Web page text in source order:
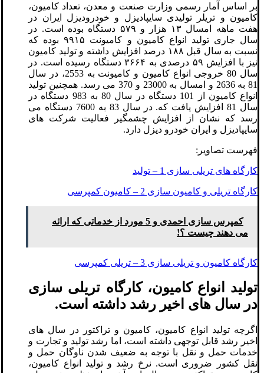
بر اساس آمار رسمی وزارت صنعت و معدن، تعداد کامیون،
کامیون و تریلر تولیدی سایپادیزل و خودرودیزل ایران در
هفت ماهه امسال ۱۳ هزار و ۵۷۹ دستگاه بوده است. در
سال جاری تولید انواع کامیون و کامیونت ۹۹۱۵ بوده که
نسبت به سال قبل ۱۸۸ درصد افزایش داشته و تولید کامیون
نیز با افزایش ۵۹ درصدی به ۳۶۶۴ دستگاه رسیده است. در
سال 80 خروجی انواع کامیون و کامیونت به 2553، در سال
81 به 2636 و امسال به 23000 و 370 می رسد. همچنین تولید
انواع کامیون از 101 دستگاه در سال 80 به 983 دستگاه در
سال 81 افزایش یافت که. در سال 83 به 7600 دستگاه می
رسد که نشان از افزایش چشمگیر فعالیت شرکت های
سایپادیزل و ایران خودرو دیزل دارد.
فهرست تصاویر:
کارگاه های تریلی سازی 1 – تولید
کارگاه تریلی و کامیون سازی 2 – کامیون کمپرسی
کمپرس سازی احمدی و 5 مورد از خدماتی که ارائه
می دهند چیست ؟!
کارگاه کامیون و تریلی سازی 3 – تریلی کمپرسی
تولید انواع کامیون، کارگاه تریلی سازی
در سال های اخیر رشد داشته است.
اگرچه تولید انواع کامیون، کامیون و تراکتور در سال های
اخیر رشد قابل توجهی داشته است، اما رشد تولید و تجارت و
خدمات حمل و نقل با توجه به ضعیف شدن ناوگان حمل و
نقل کشور ضروری است. نرخ رشد و تولید انواع کامیون،